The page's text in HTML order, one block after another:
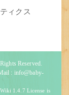
ィクス
Reserved.
: info@baby-
1.4.7 License is